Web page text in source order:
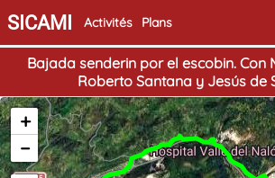
SICAMI Activités Plans
Bajada senderin por el escobin. Con
Roberto Santana y Jesús de
+
−